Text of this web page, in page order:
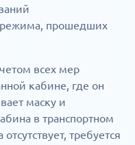
режима, прошедших
всех мер
кабине, где он
маску и
в транспортном
требуется